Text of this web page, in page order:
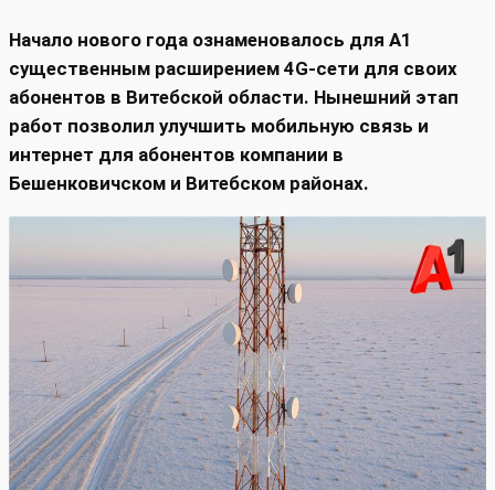
Начало нового года ознаменовалось для А1
существенным расширением 4G-сети для своих
абонентов в Витебской области. Нынешний этап
работ позволил улучшить мобильную связь и
интернет для абонентов компании в
Бешенковичском и Витебском районах.